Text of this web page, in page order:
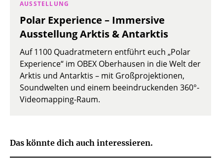
AUSSTELLUNG
Polar Experience – Immersive
Ausstellung Arktis & Antarktis
Auf 1100 Quadratmetern entführt euch „Polar
Experience“ im OBEX Oberhausen in die Welt der
Arktis und Antarktis – mit Großprojektionen,
Soundwelten und einem beeindruckenden 360°-
Videomapping-Raum.
Das könnte dich auch interessieren.